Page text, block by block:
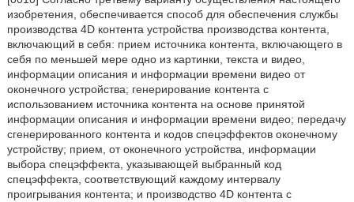
изобретения, обеспечивается способ для обеспечения службы
производства 4D контента устройства производства контента,
включающий в себя: прием источника контента, включающего в
себя по меньшей мере одно из картинки, текста и видео,
информации описания и информации времени видео от
оконечного устройства; генерирование контента с
использованием источника контента на основе принятой
информации описания и информации времени видео; передачу
сгенерированного контента и кодов спецэффектов оконечному
устройству; прием, от оконечного устройства, информации
выбора спецэффекта, указывающей выбранный код
спецэффекта, соответствующий каждому интервалу
проигрывания контента; и производство 4D контента с